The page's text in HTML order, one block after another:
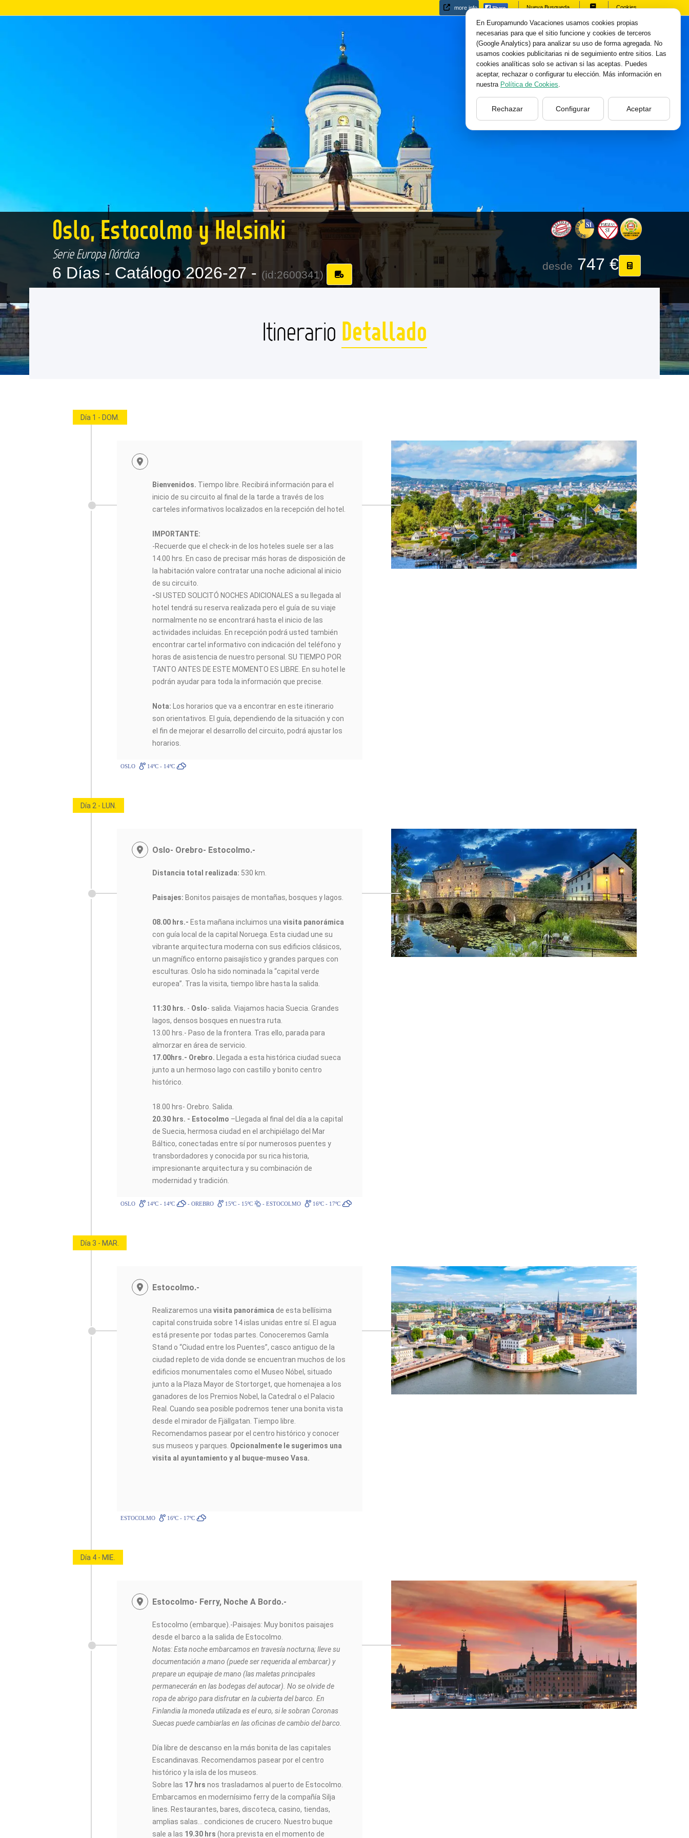
more info Nueva Busqueda Cookies
Oslo, Estocolmo y Helsinki
Serie Europa Nórdica
6 Días - Catálogo 2026-27 - (id:2600341)
desde 747 €
Itinerario Detallado
Día 1 - DOM.
Bienvenidos. Tiempo libre. Recibirá información para el
inicio de su circuito al final de la tarde a través de los
carteles informativos localizados en la recepción del hotel.
IMPORTANTE:
-Recuerde que el check-in de los hoteles suele ser a las
14.00 hrs. En caso de precisar más horas de disposición de
la habitación valore contratar una noche adicional al inicio
de su circuito.
-SI USTED SOLICITÓ NOCHES ADICIONALES a su llegada al
hotel tendrá su reserva realizada pero el guía de su viaje
normalmente no se encontrará hasta el inicio de las
actividades incluidas. En recepción podrá usted también
encontrar cartel informativo con indicación del teléfono y
horas de asistencia de nuestro personal. SU TIEMPO POR
TANTO ANTES DE ESTE MOMENTO ES LIBRE. En su hotel le
podrán ayudar para toda la información que precise.
Nota: Los horarios que va a encontrar en este itinerario
son orientativos. El guía, dependiendo de la situación y con
el fin de mejorar el desarrollo del circuito, podrá ajustar los
horarios.
OSLO 14ºC - 14ºC
Día 2 - LUN.
Oslo- Orebro- Estocolmo.-
Distancia total realizada: 530 km.
Paisajes: Bonitos paisajes de montañas, bosques y lagos.
08.00 hrs.- Esta mañana incluimos unavisita panorámica
con guía local de la capital Noruega. Esta ciudad une su
vibrante arquitectura moderna con sus edificios clásicos,
un magnífico entorno paisajístico y grandes parques con
esculturas. Oslo ha sido nominada la “capital verde
europea”. Tras la visita, tiempo libre hasta la salida.
11:30 hrs. - Oslo- salida. Viajamos hacia Suecia. Grandes
lagos, densos bosques en nuestra ruta.
13.00 hrs.- Paso de la frontera. Tras ello, parada para
almorzar en área de servicio.
17.00hrs.- Orebro.
Llegada a esta histórica ciudad sueca
junto a un hermoso lago con castillo y bonito centro
histórico.
18.00 hrs- Orebro. Salida.
20.30 hrs. - Estocolmo –Llegada al final del día a la capital
de Suecia, hermosa ciudad en el archipiélago del Mar
Báltico, conectadas entre sí por numerosos puentes y
transbordadores y conocida por su rica historia,
impresionante arquitectura y su combinación de
modernidad y tradición.
OSLO 14ºC - 14ºC - OREBRO 15ºC - 15ºC - ESTOCOLMO 16ºC - 17ºC
Día 3 - MAR.
Estocolmo.-
Realizaremos unavisita panorámica de esta bellísima
capital construida sobre 14 islas unidas entre sí. El agua
está presente por todas partes. Conoceremos Gamla
Stand o “Ciudad entre los Puentes”, casco antiguo de la
ciudad repleto de vida donde se encuentran muchos de los
edificios monumentales como el Museo Nóbel, situado
junto a la Plaza Mayor de Stortorget, que homenajea a los
ganadores de los Premios Nobel, la Catedral o el Palacio
Real. Cuando sea posible podremos tener una bonita vista
desde el mirador de Fjällgatan. Tiempo libre.
Recomendamos pasear por el centro histórico y conocer
sus museos y parques. Opcionalmente le sugerimos una
visita al ayuntamiento y al buque-museo Vasa.
ESTOCOLMO 16ºC - 17ºC
Día 4 - MIE.
Estocolmo- Ferry, Noche A Bordo.-
Estocolmo (embarque).-Paisajes: Muy bonitos paisajes
desde el barco a la salida de Estocolmo.
Notas: Esta noche embarcamos en travesía nocturna; lleve su
documentación a mano (puede ser requerida al embarcar) y
prepare un equipaje de mano (las maletas principales
permanecerán en las bodegas del autocar). No se olvide de
ropa de abrigo para disfrutar en la cubierta del barco. En
Finlandia la moneda utilizada es el euro, si le sobran Coronas
Suecas puede cambiarlas en las oficinas de cambio del barco.
Día libre de descanso en la más bonita de las capitales
Escandinavas. Recomendamos pasear por el centro
histórico y la isla de los museos.
Sobre las 17 hrs nos trasladamos al puerto de Estocolmo.
Embarcamos en modernísimo ferry de la compañía Silja
lines. Restaurantes, bares, discoteca, casino, tiendas,
amplias salas… condiciones de crucero. Nuestro buque
sale a las 19.30 hrs (hora prevista en el momento de
En Europamundo Vacaciones usamos cookies propias
necesarias para que el sitio funcione y cookies de terceros
(Google Analytics) para analizar su uso de forma agregada. No
usamos cookies publicitarias ni de seguimiento entre sitios. Las
cookies analíticas solo se activan si las aceptas. Puedes
aceptar, rechazar o configurar tu elección. Más información en
nuestra Política de Cookies.
Rechazar Configurar Aceptar